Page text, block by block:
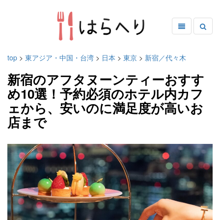
top > 東アジア・中国・台湾 > 日本 > 東京 > 新宿／代々木
新宿のアフタヌーンティーおすす
め10選！予約必須のホテル内カフ
ェから、安いのに満足度が高いお
店まで